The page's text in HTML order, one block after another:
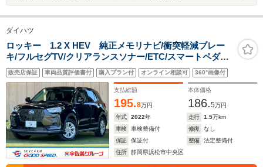
ダイハツ
ロッキー 1.2 X HEV 純正メモリナビ/衝突軽減ブレー
キ/フルセグTV/クリアランスソナー/ETC/スマートペダル/
電子制御式サイドブレーキ/スマートキー/純正16インチ
AW/USBポート/ドラレコ/LEDヘッドライト
販売店保証 車両品質評価書付 購入プラン付 オンライン相談可 360°画像付
支払総額
195.8万円
本体価格
186.5万円
年式
2022年 走行 1.5万km
車検
車検整備付 修復
なし
保証
保証付 整備
法定整備付
住所
静岡県浜松市中央区